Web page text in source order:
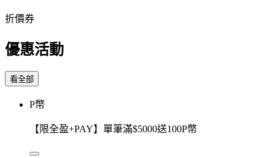
折價券
優惠活動
看全部
P幣
【限全盈+PAY】單筆滿$5000送100P幣